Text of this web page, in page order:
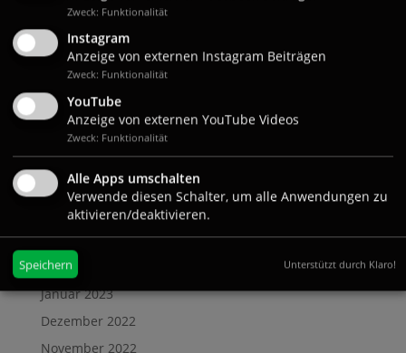
November 2023
Oktober 2023
September 2023
August 2023
Juli 2023
Juni 2023
Mai 2023
April 2023
März 2023
Februar 2023
Januar 2023
Dezember 2022
November 2022
Zweck: Funktionalität
Instagram
Anzeige von externen Instagram Beiträgen
Zweck: Funktionalität
YouTube
Anzeige von externen YouTube Videos
Zweck: Funktionalität
Alle Apps umschalten
Verwende diesen Schalter, um alle Anwendungen zu
aktivieren/deaktivieren.
Speichern Unterstützt durch Klaro!